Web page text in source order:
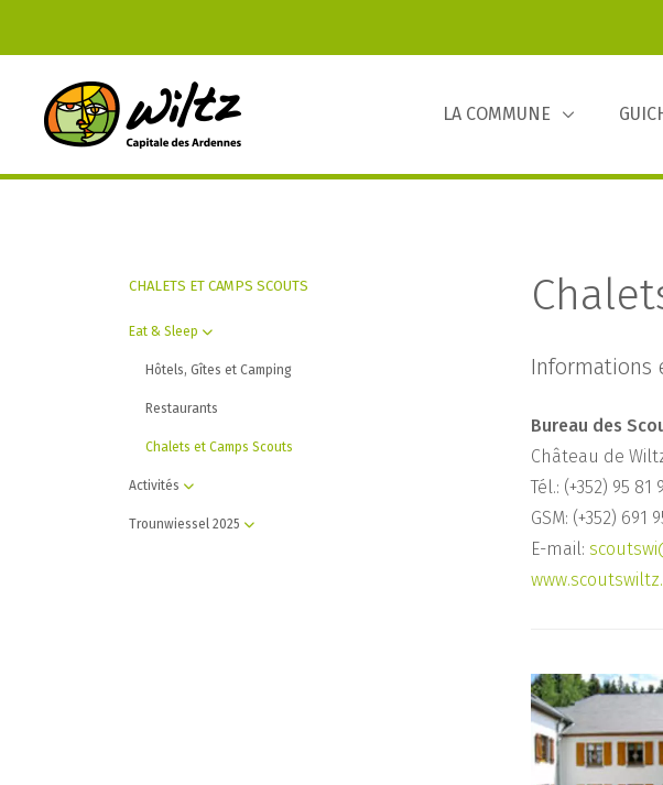
LA COMMUNE
CHALETS ET CAMPS SCOUTS
Eat & Sleep
Hôtels, Gîtes et Camping
Restaurants
Chalets et Camps Scouts
Activités
Trounwiessel 2025
Informations
Bureau des
Château de
Tél.: (+352) 95 81
GSM: (+352) 691
E-mail: